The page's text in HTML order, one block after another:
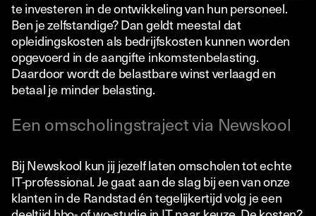
te investeren in de ontwikkeling van hun personeel.
Ben je zelfstandige? Dan geldt meestal dat
opleidingskosten als bedrijfskosten kunnen worden
opgevoerd in de aangifte inkomstenbelasting.
Daardoor wordt de belastbare winst verlaagd en
betaal je minder belasting.
Een omscholingstraject via Newskool
Bij Newskool kun jij jezelf laten omscholen tot echte
IT-professional. Je gaat aan de slag bij een van onze
klanten in de Randstad én tegelijkertijd volg je een